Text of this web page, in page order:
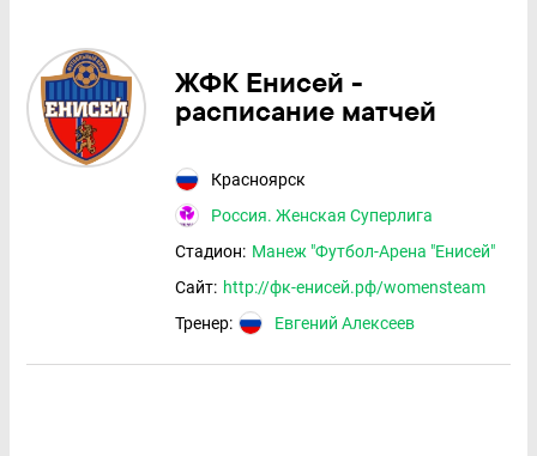
ЖФК Енисей -
расписание матчей
Красноярск
Россия. Женская Суперлига
Стадион: Манеж "Футбол-Арена "Енисей"
Сайт: http://фк-енисей.рф/womensteam
Тренер:
Евгений Алексеев